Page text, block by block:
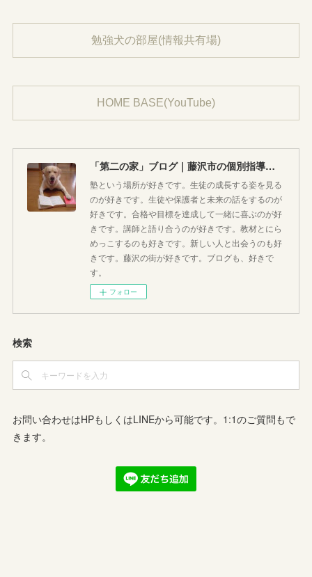
勉強犬の部屋(情報共有場)
HOME BASE(YouTube)
「第二の家」ブログ｜藤沢市の個別指導塾のお話
塾という場所が好きです。生徒の成長する姿を見る
のが好きです。生徒や保護者と未来の話をするのが
好きです。合格や目標を達成して一緒に喜ぶのが好
きです。講師と語り合うのが好きです。教材とにら
めっこするのも好きです。新しい人と出会うのも好
きです。藤沢の街が好きです。ブログも、好きで
す。
フォロー
検索
お問い合わせはHPもしくはLINEから可能です。1:1のご質問もで
きます。